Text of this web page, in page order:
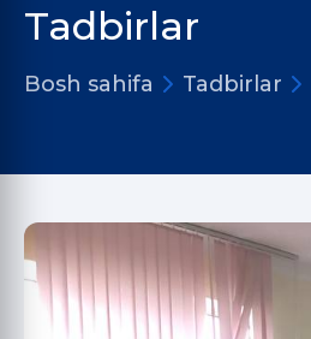
Tadbirlar
Bosh sahifa Tadbirlar